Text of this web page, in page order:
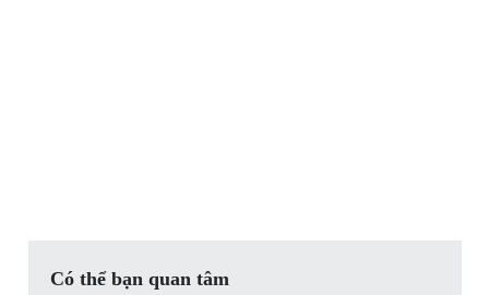
Có thể bạn quan tâm